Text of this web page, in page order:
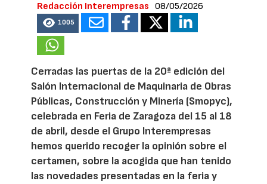
Redacción Interempresas 08/05/2026
1005
Cerradas las puertas de la 20ª edición del
Salón Internacional de Maquinaria de Obras
Públicas, Construcción y Minería (Smopyc),
celebrada en Feria de Zaragoza del 15 al 18
de abril, desde el Grupo Interempresas
hemos querido recoger la opinión sobre el
certamen, sobre la acogida que han tenido
las novedades presentadas en la feria y